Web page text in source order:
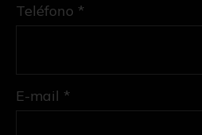
Teléfono *
E-mail *